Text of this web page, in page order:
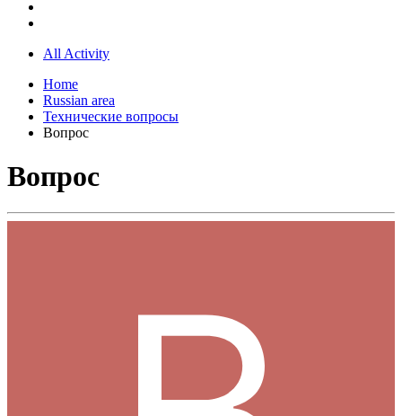
All Activity
Home
Russian area
Технические вопросы
Вопрос
Вопрос